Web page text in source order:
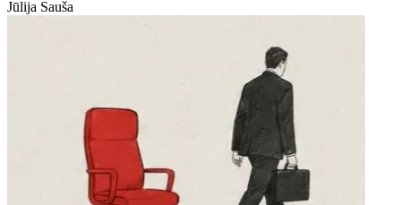
Jūlija Sauša